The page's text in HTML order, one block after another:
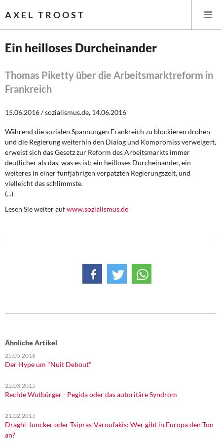
AXEL TROOST
Themen
Leitlinien linker Wirtschafts- und Finanzpolitik
Wirtschaftspolitik
Steuer- und Finanzpolitik
Öffentliche Infrastruktur und Daseinsvorsorge
Über mich
Kontakt
Ein heilloses Durcheinander
Thomas Piketty über die Arbeitsmarktreform in
Frankreich
15.06.2016 / sozialismus.de, 14.06.2016
Während die sozialen Spannungen Frankreich zu blockieren drohen
und die Regierung weiterhin den Dialog und Kompromiss verweigert,
erweist sich das Gesetz zur Reform des Arbeitsmarkts immer
deutlicher als das, was es ist: ein heilloses Durcheinander, ein
weiteres in einer fünfjährigen verpatzten Regierungszeit, und
vielleicht das schlimmste.
(...)
Lesen Sie weiter aufwww.sozialismus.de
Ähnliche Artikel
25.05.2016
Der Hype um "Nuit Debout"
22.03.2015
Rechte Wutbürger - Pegida oder das autoritäre Syndrom
21.02.2015
Draghi-Juncker oder Tsipras-Varoufakis: Wer gibt in Europa den Ton
an?